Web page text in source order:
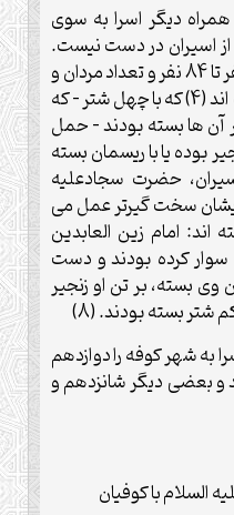
دیگر اسرا به سوی
اسیران در دست نیست.
برخی مورخان تعداد زنان را 64 نفر تا 84 نفر و تعداد مردان و
کودکان پسر را 12 تا 14 نفر نوشته اند (4) که با چهل شتر – که
ها بسته بودند – حمل
زنجیر بوده یا با ریسمان بسته
اسیران، حضرت سجادعلیه
سخت گیرتر عمل می
امام زین العابدین
سوار کرده بودند و دست
بسته، بر تن او زنجیر
به شهر کوفه را دوازدهم
اند و بعضی دیگر شانزدهم و
با کوفیان